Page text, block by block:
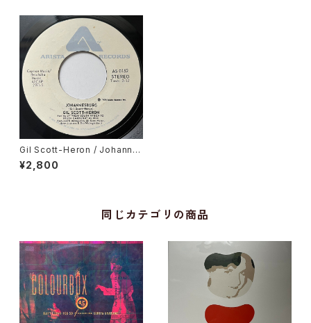
Gil Scott-Heron / Johanne
sburg, Fell Together
¥2,800
同じカテゴリの商品